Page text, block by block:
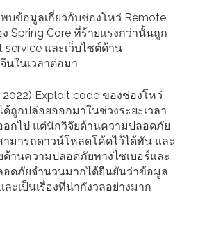
บข้อมูลเกี่ยวกับช่องโหว่ Remote
Spring Core ที่ร้ายแรงกว่านั้นถูก
service และเว็บไซต์ด้าน
นในเวลาต่อมา
Exploit code ของช่องโหว่
ถูกปล่อยออกมาในช่วงระยะเวลา
กไป แต่นักวิจัยด้านความปลอดภัย
ามารถดาวน์โหลดโค้ดไว้ได้ทัน และ
ด้านความปลอดภัยทางไซเบอร์และ
ดภัยจำนวนมากได้ยืนยันว่าข้อมูล
ะเป็นเรื่องที่น่ากังวลอย่างมาก